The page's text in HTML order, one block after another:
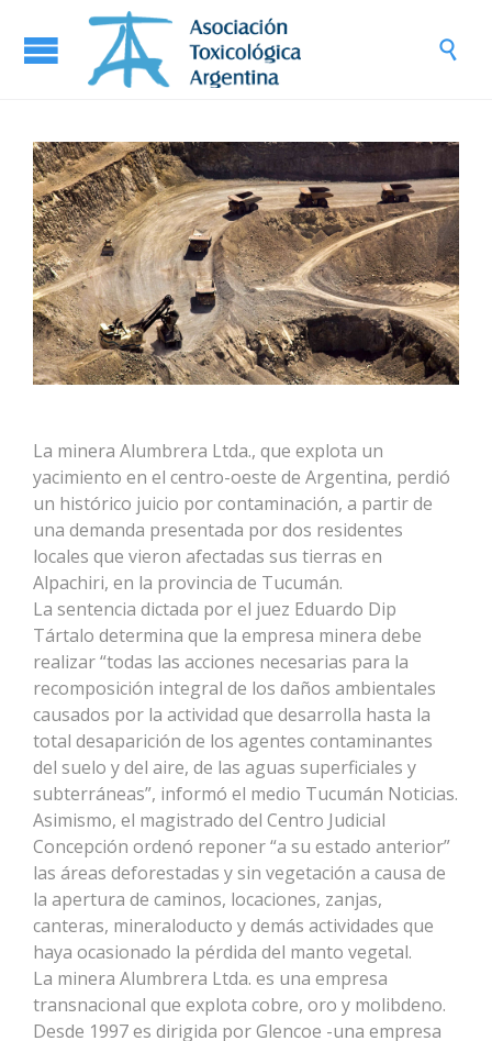

La minera Alumbrera Ltda., que explota un
yacimiento en el centro-oeste de Argentina, perdió
un histórico juicio por contaminación, a partir de
una demanda presentada por dos residentes
locales que vieron afectadas sus tierras en
Alpachiri, en la provincia de Tucumán.
La sentencia dictada por el juez Eduardo Dip
Tártalo determina que la empresa minera debe
realizar “todas las acciones necesarias para la
recomposición integral de los daños ambientales
causados por la actividad que desarrolla hasta la
total desaparición de los agentes contaminantes
del suelo y del aire, de las aguas superficiales y
subterráneas”, informó el medio Tucumán Noticias.
Asimismo, el magistrado del Centro Judicial
Concepción ordenó reponer “a su estado anterior”
las áreas deforestadas y sin vegetación a causa de
la apertura de caminos, locaciones, zanjas,
canteras, mineraloducto y demás actividades que
haya ocasionado la pérdida del manto vegetal.
La minera Alumbrera Ltda. es una empresa
transnacional que explota cobre, oro y molibdeno.
Desde 1997 es dirigida por Glencoe -una empresa